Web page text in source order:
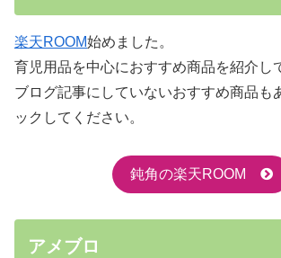
楽天ROOM始めました。
育児用品を中心におすすめ商品を紹介し
ブログ記事にしていないおすすめ商品も
ックしてください。
鈍角の楽天ROOM
アメブロ